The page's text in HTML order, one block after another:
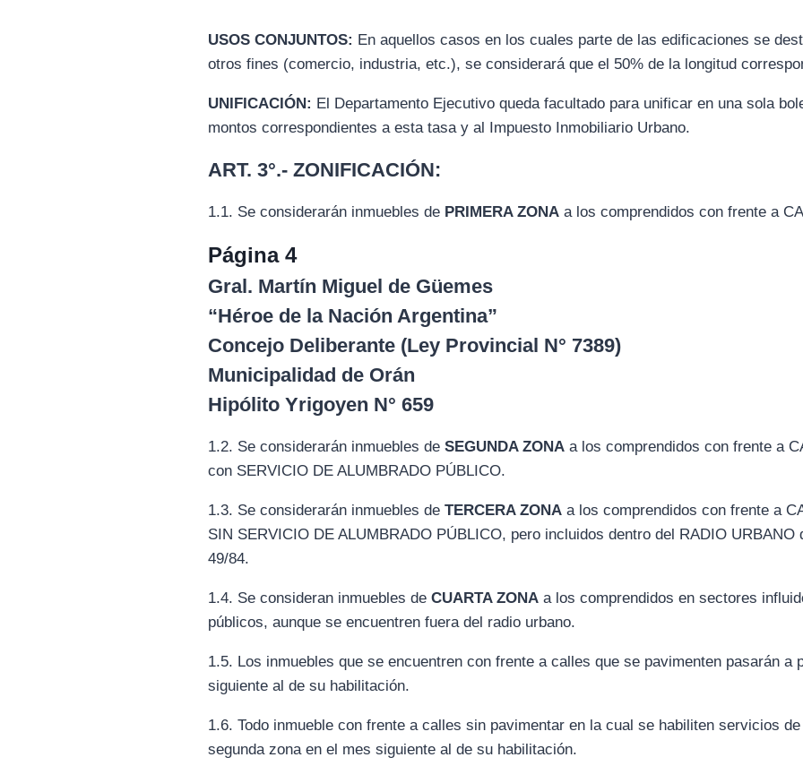
USOS CONJUNTOS: En aquellos casos en los cuales parte de las edificaciones se
otros fines (comercio, industria, etc.), se considerará que el 50% de la longitud
UNIFICACIÓN: El Departamento Ejecutivo queda facultado para unificar en una sola
montos correspondientes a esta tasa y al Impuesto Inmobiliario Urbano.
ART. 3°.- ZONIFICACIÓN:
1.1. Se considerarán inmuebles de PRIMERA ZONA a los comprendidos con frente a
Página 4
Gral. Martín Miguel de Güemes
“Héroe de la Nación Argentina”
Concejo Deliberante (Ley Provincial N° 7389)
Municipalidad de Orán
Hipólito Yrigoyen N° 659
1.2. Se considerarán inmuebles de SEGUNDA ZONA a los comprendidos con frente a
con SERVICIO DE ALUMBRADO PÚBLICO.
1.3. Se considerarán inmuebles de TERCERA ZONA a los comprendidos con frente a
SIN SERVICIO DE ALUMBRADO PÚBLICO, pero incluidos dentro del RADIO URBANO
49/84.
1.4. Se consideran inmuebles de CUARTA ZONA a los comprendidos en sectores
públicos, aunque se encuentren fuera del radio urbano.
1.5. Los inmuebles que se encuentren con frente a calles que se pavimenten pasarán a
siguiente al de su habilitación.
1.6. Todo inmueble con frente a calles sin pavimentar en la cual se habiliten servicios
segunda zona en el mes siguiente al de su habilitación.